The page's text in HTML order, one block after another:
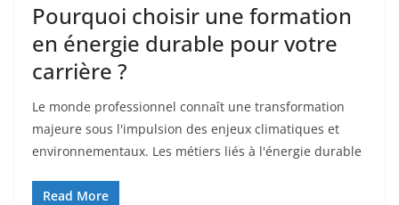
Pourquoi choisir une formation
en énergie durable pour votre
carrière ?
Le monde professionnel connaît une transformation
majeure sous l'impulsion des enjeux climatiques et
environnementaux. Les métiers liés à l'énergie durable
Read More